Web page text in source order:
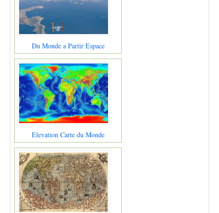
Du Monde a Partir Espace
Elevation Carte du Monde